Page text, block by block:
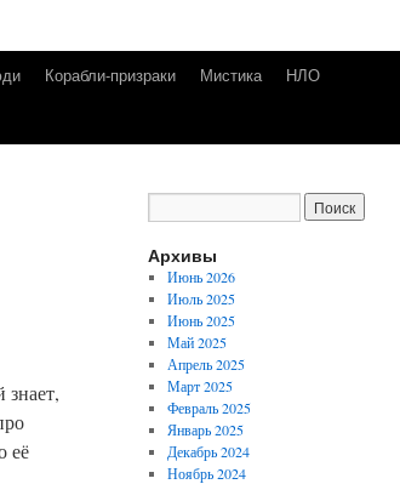
Корабли-призраки Мистика
НЛО
её
Архивы
Июнь 2026
Июль 2025
Июнь 2025
Май 2025
Апрель 2025
Март 2025
Февраль 2025
Январь 2025
Декабрь 2024
Ноябрь 2024